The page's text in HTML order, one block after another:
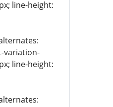
line-height:
variation-
line-height: